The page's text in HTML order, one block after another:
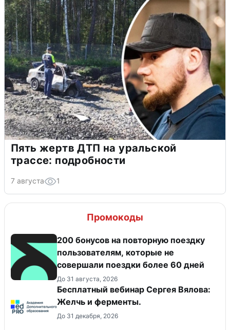
Пять жертв ДТП на уральской
трассе: подробности
7 августа 1
Промокоды
200 бонусов на повторную поездку
пользователям, которые не
совершали поездки более 60 дней
До 31 августа, 2026
Бесплатный вебинар Сергея Вялова:
Желчь и ферменты.
До 31 декабря, 2026